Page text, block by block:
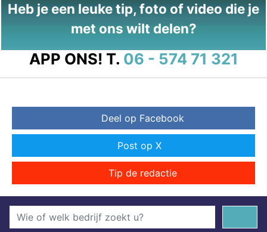
Heb je een leuke tip, foto of video die je
met ons wilt delen?
APP ONS! T. 06 - 574 71 321
Deel op Facebook
Post op X
Tip de redactie